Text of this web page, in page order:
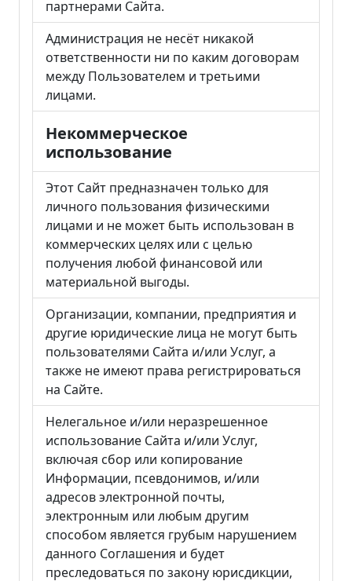
партнерами Сайта.
Администрация не несёт никакой
ответственности ни по каким договорам
между Пользователем и третьими
лицами.
Некоммерческое
использование
Этот Cайт предназначен только для
личного пользования физическими
лицами и не может быть использован в
коммерческих целях или с целью
получения любой финансовой или
материальной выгоды.
Организации, компании, предприятия и
другие юридические лица не могут быть
пользователями Cайта и/или Услуг, а
также не имеют права регистрироваться
на Сайте.
Нелегальное и/или неразрешенное
использование Сайта и/или Услуг,
включая сбор или копирование
Информации, псевдонимов, и/или
адресов электронной почты,
электронным или любым другим
способом является грубым нарушением
данного Соглашения и будет
преследоваться по закону юрисдикции,